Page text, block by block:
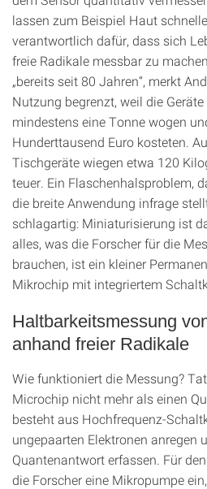
lassen zum Beispiel Haut
verantwortlich dafür, dass sich
freie Radikale messbar zu
„bereits seit 80 Jahren“, merkt
Nutzung begrenzt, weil die
mindestens eine Tonne wogen
Hunderttausend Euro kosteten.
Tischgeräte wiegen etwa 120
teuer. Ein Flaschenhalsproblem,
die breite Anwendung infrage
schlagartig: Miniaturisierung ist
alles, was die Forscher für die
brauchen, ist ein kleiner
Mikrochip mit integriertem
Haltbarkeitsmessung
anhand freier Radikale
Wie funktioniert die Messung?
Microchip nicht mehr als einen
besteht aus Hochfrequenz-
ungepaarten Elektronen anregen
Quantenantwort erfassen. Für
die Forscher eine Mikropumpe